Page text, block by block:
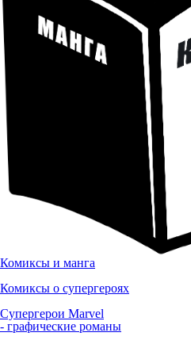
Комиксы и манга
Комиксы о супергероях
Супергерои Marvel
- графические романы